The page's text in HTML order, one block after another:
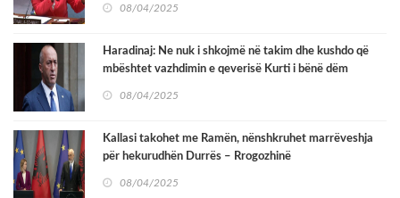
08/04/2025
Haradinaj: Ne nuk i shkojmë në takim dhe kushdo që
mbështet vazhdimin e qeverisë Kurti i bënë dëm
08/04/2025
Kallasi takohet me Ramën, nënshkruhet marrëveshja
për hekurudhën Durrës – Rrogozhinë
08/04/2025